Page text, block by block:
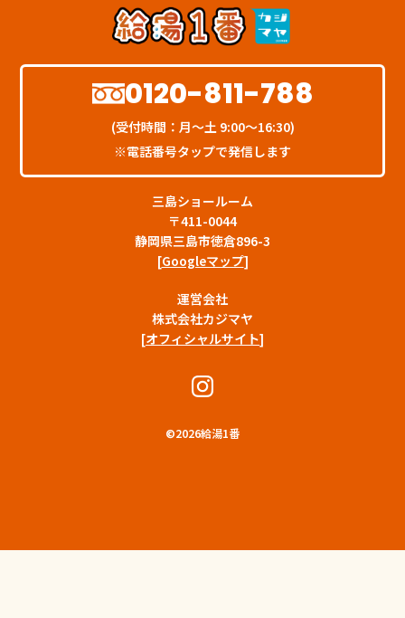
三島ショールーム
〒411-0044
静岡県三島市徳倉896-3
[Googleマップ]
0120-811-788
(受付時間：月〜土 9:00〜16:30)
※電話番号タップで発信します
運営会社
株式会社カジマヤ
[オフィシャルサイト]
©2026給湯1番